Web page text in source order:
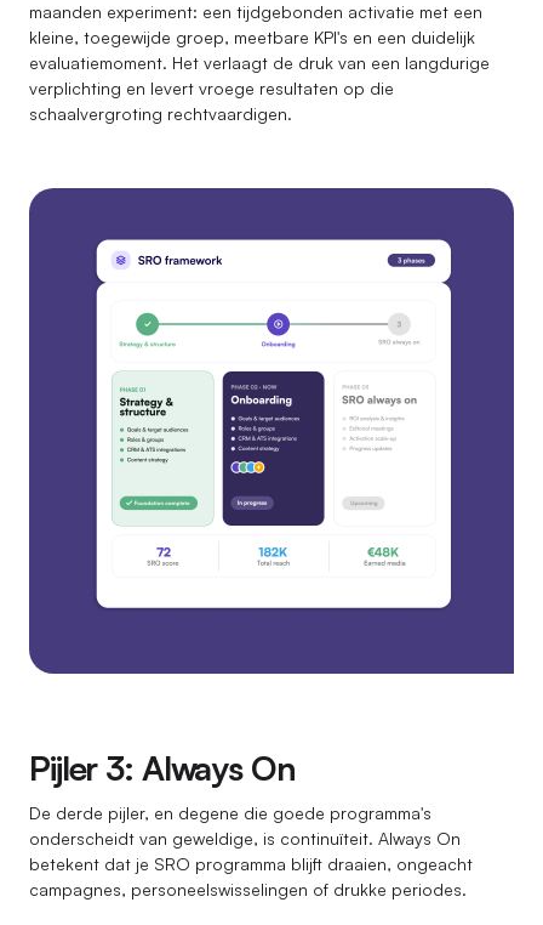
maanden experiment: een tijdgebonden activatie met een
kleine, toegewijde groep, meetbare KPI's en een duidelijk
evaluatiemoment. Het verlaagt de druk van een langdurige
verplichting en levert vroege resultaten op die
schaalvergroting rechtvaardigen.
Pijler 3: Always On
De derde pijler, en degene die goede programma's
onderscheidt van geweldige, is continuïteit. Always On
betekent dat je SRO programma blijft draaien, ongeacht
campagnes, personeelswisselingen of drukke periodes.